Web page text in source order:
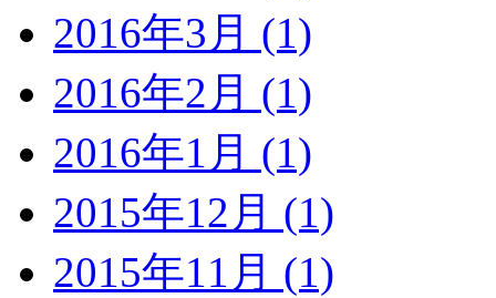
2016年3月 (1)
2016年2月 (1)
2016年1月 (1)
2015年12月 (1)
2015年11月 (1)